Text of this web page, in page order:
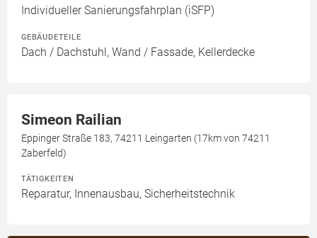
Individueller Sanierungsfahrplan (iSFP)
GEBÄUDETEILE
Dach / Dachstuhl, Wand / Fassade, Kellerdecke
Simeon Railian
Eppinger Straße 183, 74211 Leingarten (17km von 74211
Zaberfeld)
TÄTIGKEITEN
Reparatur, Innenausbau, Sicherheitstechnik